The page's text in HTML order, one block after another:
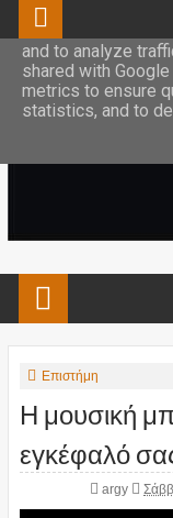
Επιστήμη
Η μουσική
εγκέφαλό
argy
This site uses
and to analyze
shared with
metrics to ensure
statistics, and to